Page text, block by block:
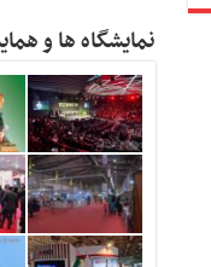
نمایشگاه ها و